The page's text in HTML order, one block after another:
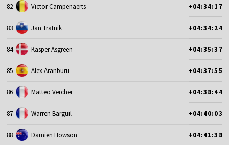
82 Victor Campenaerts +04:34:17
83 Jan Tratnik +04:34:24
84 Kasper Asgreen +04:35:37
85 Alex Aranburu +04:37:55
86 Matteo Vercher +04:38:44
87 Warren Barguil +04:40:03
88 Damien Howson +04:41:38